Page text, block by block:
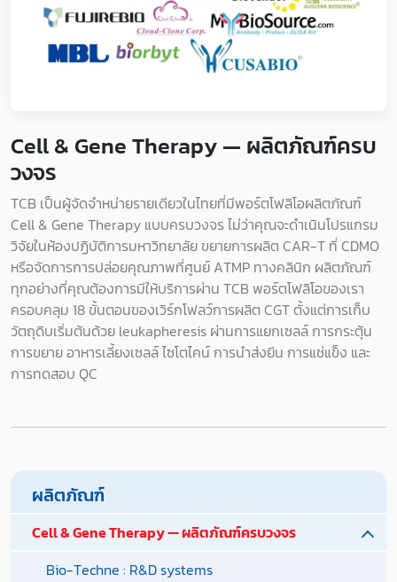
Cell & Gene Therapy — ผลิตภัณฑ์ครบ
วงจร
TCB เป็นผู้จัดจำหน่ายรายเดียวในไทยที่มีพอร์ตโฟลิโอผลิตภัณฑ์
Cell & Gene Therapy แบบครบวงจร ไม่ว่าคุณจะดำเนินโปรแกรม
วิจัยในห้องปฏิบัติการมหาวิทยาลัย ขยายการผลิต CAR-T ที่ CDMO
หรือจัดการการปล่อยคุณภาพที่ศูนย์ ATMP ทางคลินิก ผลิตภัณฑ์
ทุกอย่างที่คุณต้องการมีให้บริการผ่าน TCB พอร์ตโฟลิโอของเรา
ครอบคลุม 18 ขั้นตอนของเวิร์กโฟลว์การผลิต CGT ตั้งแต่การเก็บ
วัตถุดิบเริ่มต้นด้วย leukapheresis ผ่านการแยกเซลล์ การกระตุ้น
การขยาย อาหารเลี้ยงเซลล์ ไซโตไคน์ การนำส่งยีน การแช่แข็ง และ
การทดสอบ QC
ผลิตภัณฑ์
Cell & Gene Therapy — ผลิตภัณฑ์ครบวงจร
Bio-Techne : R&D systems